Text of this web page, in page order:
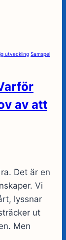
utveckling Samspel
av att
Det är en
Vi
lyssnar
ut
Men